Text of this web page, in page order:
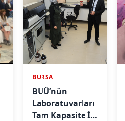
BURSA
BUÜ’nün
Laboratuvarları
Tam Kapasite İle